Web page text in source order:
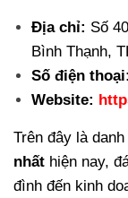
Địa chỉ: Số
Bình Thạnh,
Số điện thoại:
Website:
Trên đây là
nhất hiện nay,
đình đến kinh